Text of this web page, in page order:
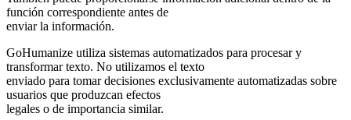
función correspondiente antes de
enviar la información.
GoHumanize utiliza sistemas automatizados para procesar y
transformar texto. No utilizamos el texto
enviado para tomar decisiones exclusivamente automatizadas sobre
usuarios que produzcan efectos
legales o de importancia similar.